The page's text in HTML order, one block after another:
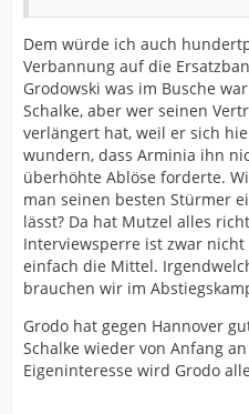
Dem würde ich auch
Verbannung auf die
Grodowski was im Busche
Schalke, aber wer seinen
verlängert hat, weil er sich
wundern, dass Arminia ihn
überhöhte Ablöse forderte.
man seinen besten Stürmer
lässt? Da hat Mutzel alles
Interviewsperre ist zwar
einfach die Mittel.
brauchen wir im
Grodo hat gegen Hannover
Schalke wieder von Anfang
Eigeninteresse wird Grodo